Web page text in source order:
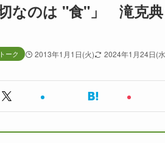
切なのは "食"」 滝克
ーク 2013年1月1日(火) 2024年1月24日(